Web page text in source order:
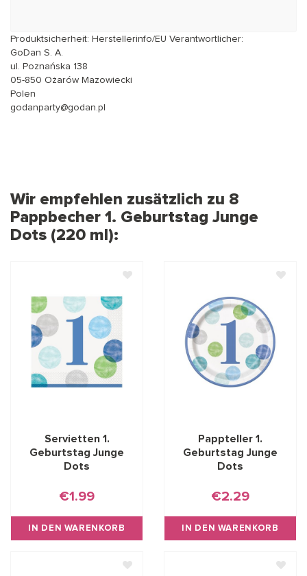
Produktsicherheit: Herstellerinfo/EU Verantwortlicher:
GoDan S. A.
ul. Poznańska 138
05-850 Ożarów Mazowiecki
Polen
godanparty@godan.pl
Wir empfehlen zusätzlich zu 8
Pappbecher 1. Geburtstag Junge
Dots (220 ml):
Servietten 1.
Geburtstag Junge
Dots
€1.99
IN DEN WARENKORB
Pappteller 1.
Geburtstag Junge
Dots
€2.29
IN DEN WARENKORB